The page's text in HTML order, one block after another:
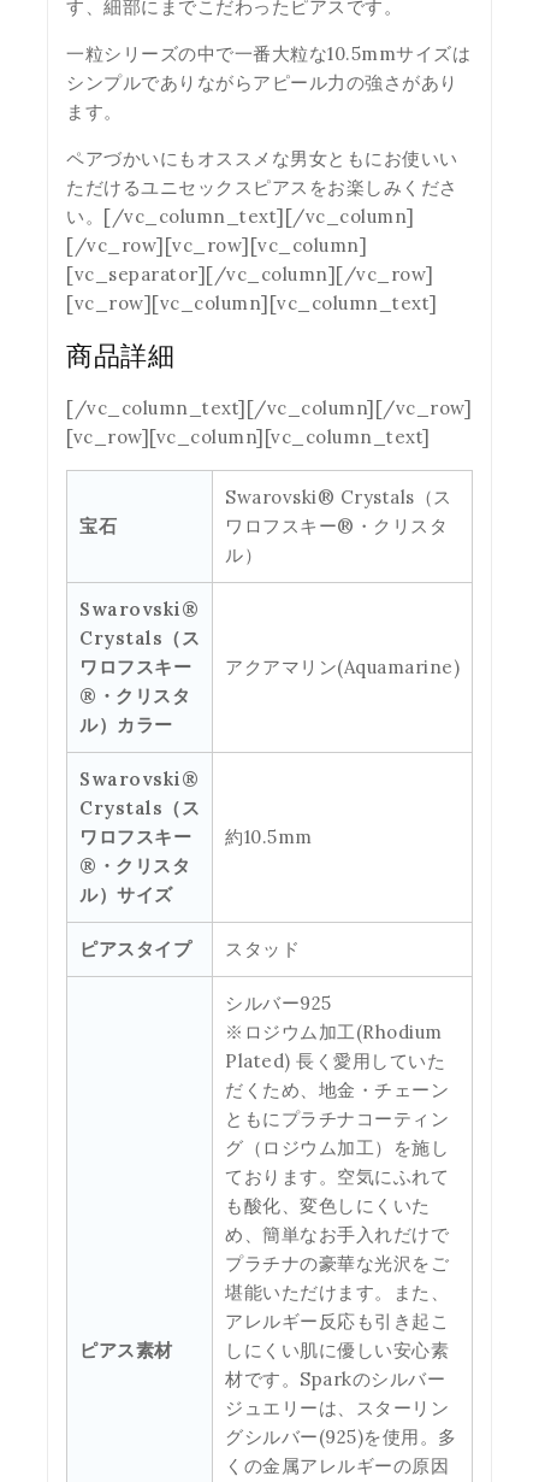
す、細部にまでこだわったピアスです。
一粒シリーズの中で一番大粒な10.5mmサイズは
シンプルでありながらアピール力の強さがあり
ます。
ペアづかいにもオススメな男女ともにお使いい
ただけるユニセックスピアスをお楽しみくださ
い。[/vc_column_text][/vc_column]
[/vc_row][vc_row][vc_column]
[vc_separator][/vc_column][/vc_row]
[vc_row][vc_column][vc_column_text]
商品詳細
[/vc_column_text][/vc_column][/vc_row]
[vc_row][vc_column][vc_column_text]
宝石
Swarovski® Crystals（ス
ワロフスキー®・クリスタ
ル）
Swarovski®
Crystals（ス
ワロフスキー
®・クリスタ
ル）カラー
アクアマリン(Aquamarine)
Swarovski®
Crystals（ス
ワロフスキー
®・クリスタ
ル）サイズ
約10.5mm
ピアスタイプ スタッド
ピアス素材
シルバー925
※ロジウム加工(Rhodium
Plated) 長く愛用していた
だくため、地金・チェーン
ともにプラチナコーティン
グ（ロジウム加工）を施し
ております。空気にふれて
も酸化、変色しにくいた
め、簡単なお手入れだけで
プラチナの豪華な光沢をご
堪能いただけます。また、
アレルギー反応も引き起こ
しにくい肌に優しい安心素
材です。Sparkのシルバー
ジュエリーは、スターリン
グシルバー(925)を使用。多
くの金属アレルギーの原因